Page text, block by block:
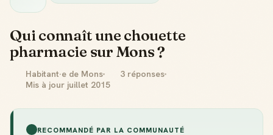
Qui connaît une chouette
pharmacie sur Mons ?
Habitant·e de Mons
3 réponses
Mis à jour juillet 2015
RECOMMANDÉ PAR LA COMMUNAUTÉ